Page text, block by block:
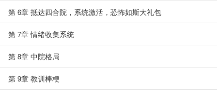
第 6章 抵达四合院，系统激活，恐怖如斯大礼包
第 7章 情绪收集系统
第 8章 中院格局
第 9章 教训棒梗